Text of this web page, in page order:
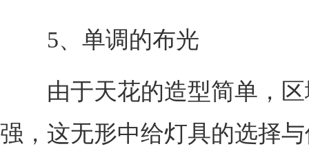
5、单调的布光
由于天花的造型简单，区
强，这无形中给灯具的选择